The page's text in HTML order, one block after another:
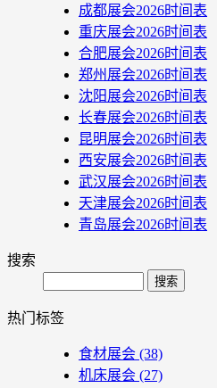
成都展会2026时间表
重庆展会2026时间表
合肥展会2026时间表
郑州展会2026时间表
沈阳展会2026时间表
长春展会2026时间表
昆明展会2026时间表
西安展会2026时间表
武汉展会2026时间表
天津展会2026时间表
青岛展会2026时间表
搜索
Search
热门标签
食材展会 (38)
机床展会 (27)